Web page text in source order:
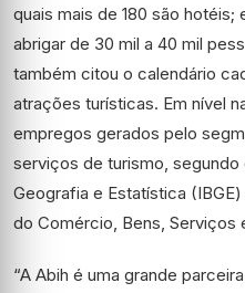
quais mais de 180 são
abrigar de 30 mil a 40 mil
também citou o calendário
atrações turísticas. Em nível
empregos gerados pelo
serviços de turismo,
Geografia e Estatística
do Comércio, Bens, Serviços
“A Abih é uma grande